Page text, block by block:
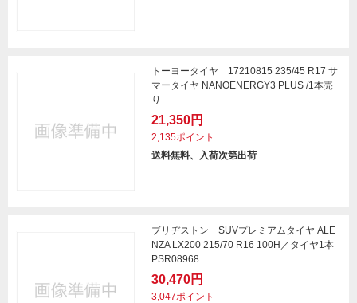
トーヨータイヤ 17210815 235/45 R17 サ
マータイヤ NANOENERGY3 PLUS /1本売
り
21,350円
2,135ポイント
送料無料、入荷次第出荷
ブリヂストン SUVプレミアムタイヤ ALE
NZA LX200 215/70 R16 100H／タイヤ1本
PSR08968
30,470円
3,047ポイント